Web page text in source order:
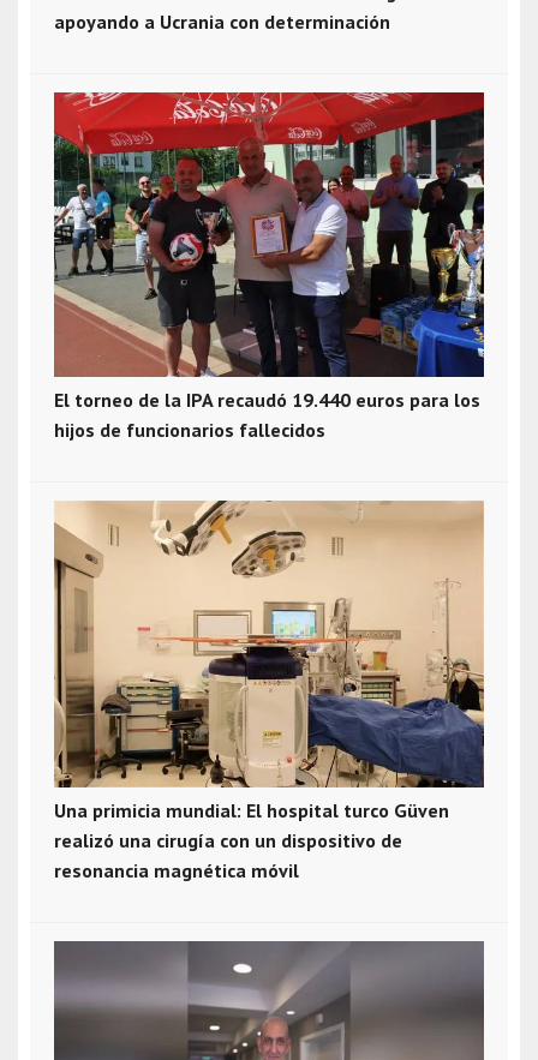
apoyando a Ucrania con determinación
El torneo de la IPA recaudó 19.440 euros para los
hijos de funcionarios fallecidos
Una primicia mundial: El hospital turco Güven
realizó una cirugía con un dispositivo de
resonancia magnética móvil